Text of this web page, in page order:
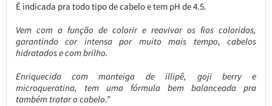
É indicada pra todo tipo de cabelo e tem pH de 4.5.
Vem com a função de colorir e reavivar os fios coloridos,
garantindo cor intensa por muito mais tempo, cabelos
hidratados e com brilho.
Enriquecida com manteiga de illipê, goji berry e
microqueratina, tem uma fórmula bem balanceada pra
também tratar o cabelo.”